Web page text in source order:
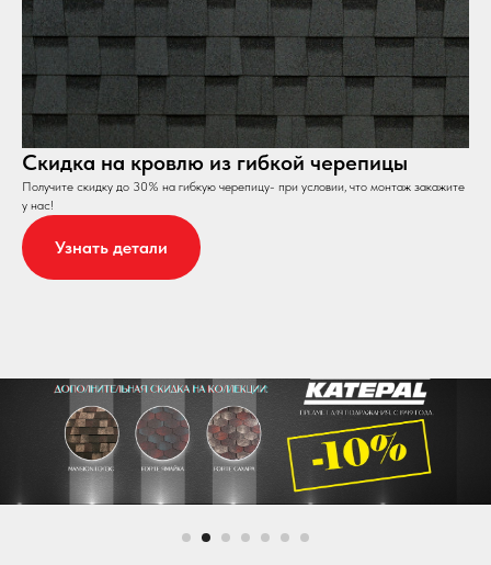
Скидка на кровлю из гибкой черепицы
Получите скидку до 30% на гибкую черепицу- при условии, что монтаж закажите
у нас!
Узнать детали